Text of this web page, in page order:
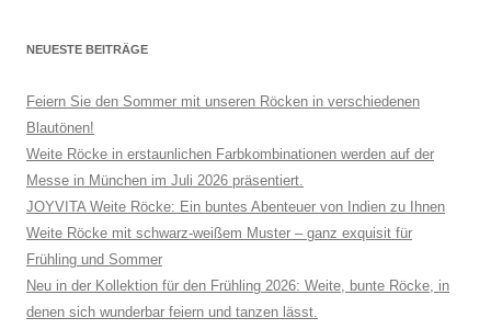
NEUESTE BEITRÄGE
Feiern Sie den Sommer mit unseren Röcken in verschiedenen
Blautönen!
Weite Röcke in erstaunlichen Farbkombinationen werden auf der
Messe in München im Juli 2026 präsentiert.
JOYVITA Weite Röcke: Ein buntes Abenteuer von Indien zu Ihnen
Weite Röcke mit schwarz-weißem Muster – ganz exquisit für
Frühling und Sommer
Neu in der Kollektion für den Frühling 2026: Weite, bunte Röcke, in
denen sich wunderbar feiern und tanzen lässt.